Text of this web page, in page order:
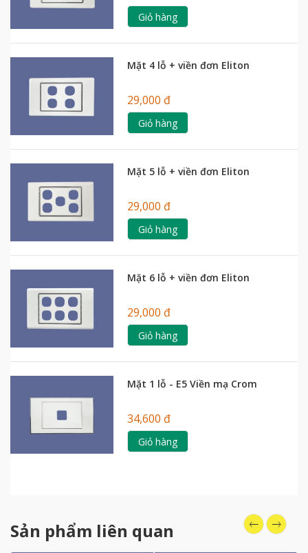
Giỏ hàng
Mặt 4 lỗ + viền đơn Eliton
29,000 đ
Giỏ hàng
Mặt 5 lỗ + viền đơn Eliton
29,000 đ
Giỏ hàng
Mặt 6 lỗ + viền đơn Eliton
29,000 đ
Giỏ hàng
Mặt 1 lỗ - E5 Viền mạ Crom
34,600 đ
Giỏ hàng
Sản phẩm liên quan